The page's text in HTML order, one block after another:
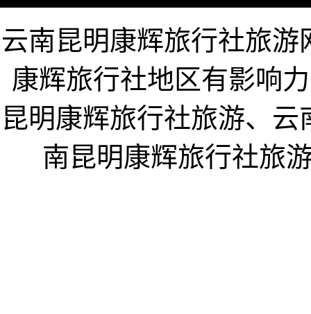
云南昆明康辉旅行社旅游
康辉旅行社地区有影响
昆明康辉旅行社旅游、
南昆明康辉旅行社旅